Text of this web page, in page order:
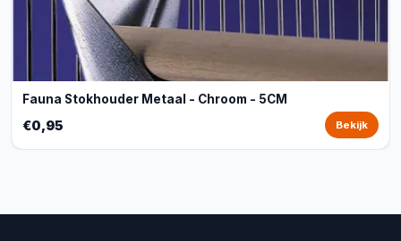
Fauna Stokhouder Metaal - Chroom - 5CM
€0,95 Bekijk